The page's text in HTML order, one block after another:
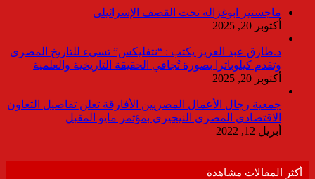
ماجستير ابوغزاله تحت القصف الإسرائيلى
أكتوبر 20, 2025
د.طارق عبد العزيز يكتب : “نتفليكس” تسىء للتاريخ المصرى
وتقدم كيلوباترا بصورة تُجافي الحقيقة التاريخية والعلمية
أكتوبر 20, 2025
جمعية رجال الأعمال المصريين الأفارقة تعلن تفاصيل التعاون
الاقتصادي المصري النيجيري بمؤتمر مايو المقبل
أبريل 12, 2022
أكثر المقالات مشاهدة